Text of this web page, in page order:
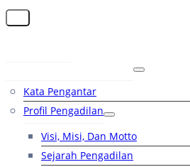
Kata Pengantar
Profil Pengadilan
Visi, Misi, Dan Motto
Sejarah Pengadilan